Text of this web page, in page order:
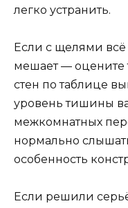
легко устранить.
Если с щелями
мешает — оцените
стен по таблице
уровень тишины
межкомнатных
нормально
особенность
Если решили